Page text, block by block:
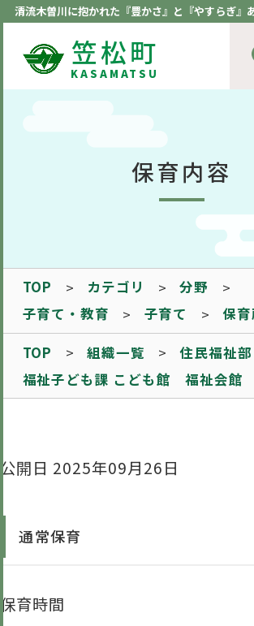
清流木曽川に抱かれた『豊かさ』と『やすらぎ』
笠松町
KASAMATSU
保育内容
TOP カテゴリ
分野
子育て・教育
子育て
保
TOP
組織一覧
住民福祉部
福祉子ども課 こども館 福祉会館
公開日 2025年09月26日
通常保育
保育時間